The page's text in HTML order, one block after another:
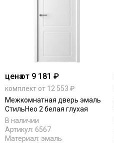
ценаот 9 181 ₽
комплект от 12 553 ₽
Межкомнатная дверь эмаль
СтильНео 2 белая глухая
В наличии
Артикул: 6567
Материал: эмаль